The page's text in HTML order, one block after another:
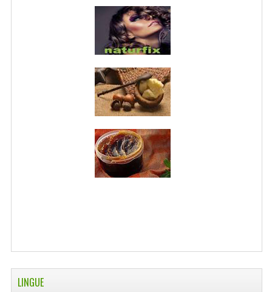
PINTEREST
TUMBLR
SCAMBIO LINKS
CONTATTACI
LINGUE